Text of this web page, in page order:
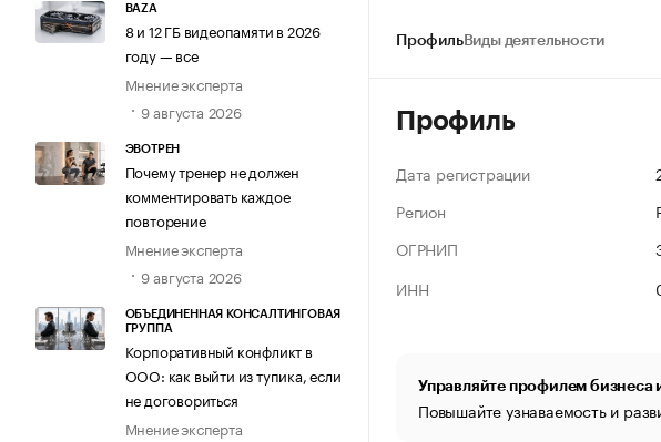
BAZA
8 и 12 ГБ видеопамяти в 2026
году — все
Мнение эксперта
9 августа 2026
ЭВОТРЕН
Почему тренер не должен
комментировать каждое
повторение
Мнение эксперта
9 августа 2026
ОБЪЕДИНЕННАЯ КОНСАЛТИНГОВАЯ
ГРУППА
Корпоративный конфликт в
ООО: как выйти из тупика, если
не договориться
Мнение эксперта
ПрофильВиды деятельности
Профиль
Дата регистрации
Регион
ОГРНИП
ИНН
Управляйте профилем бизнеса
Повышайте узнаваемость и